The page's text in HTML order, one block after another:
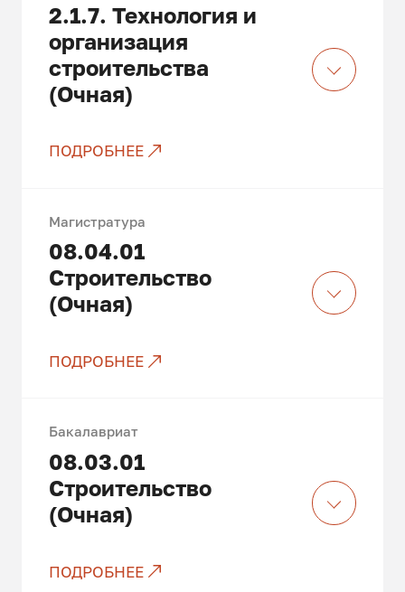
2.1.7. Технология и
организация
строительства
(Очная)
ПОДРОБНЕЕ
Магистратура
08.04.01
Строительство
(Очная)
ПОДРОБНЕЕ
Бакалавриат
08.03.01
Строительство
(Очная)
ПОДРОБНЕЕ